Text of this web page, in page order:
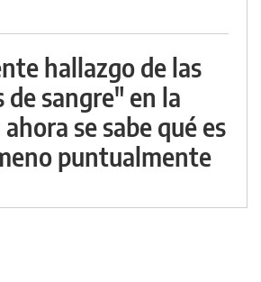
hallazgo de las
de sangre" en la
se sabe qué es
puntualmente